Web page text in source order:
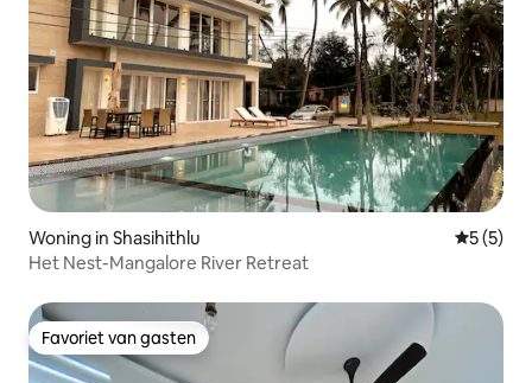
Woning in Shasihithlu
5 (5)
Het Nest-Mangalore River Retreat
Favoriet van gasten
Favoriet van gasten